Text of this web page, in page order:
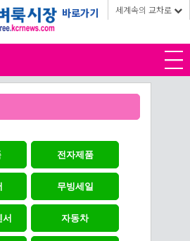
바로가기 세계속의 교차로